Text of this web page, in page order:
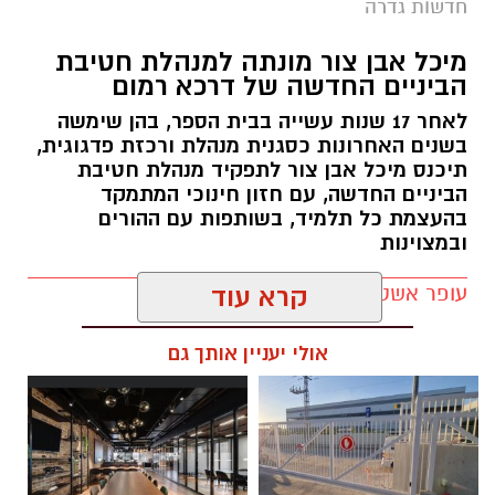
המועצה המקומית גדרה התבקשו באמצעות דואר
אלקטרוני האם להשעות את מבקר המועצה, נגדו
הוגשה תובענה לבית הדין למשמעת של עובדי
הרשויות המקומיות בעקבות תלונות על הטרדה
מינית.
במסגרת ההליך, כל 15 חברי המליאה קיבלו פנייה
הם תומכים או מתנגדים להשעיית המבקר. המועד
האחרון למתן תשובה נקבע להיום (חמישי 6.8).
המהלך מגיע לאחר שהמועצה הגישה לבית הדין
למשמעת תובענה נגד המבקר. בניגוד לעובדי רשות
רגילים, שאותם ניתן לבקש להשעות במסגרת
ההליך המשמעתי, מעמדו הסטטוטורי של מבקר
חדשות גדרה
מיכל אבן צור מונתה למנהלת חטיבת
הביניים החדשה של דרכא רמום
לאחר 17 שנות עשייה בבית הספר, בהן שימשה
בשנים האחרונות כסגנית מנהלת ורכזת פדגוגית,
תיכנס מיכל אבן צור לתפקיד מנהלת חטיבת
הביניים החדשה, עם חזון חינוכי המתמקד
בהעצמת כל תלמיד, בשותפות עם ההורים
ובמצוינות
עופר אשטוקר / 21:10 05.08.26
תגים:חטיבת הביניים דרכא רמון
קרא עוד
אולי יעניין אותך גם